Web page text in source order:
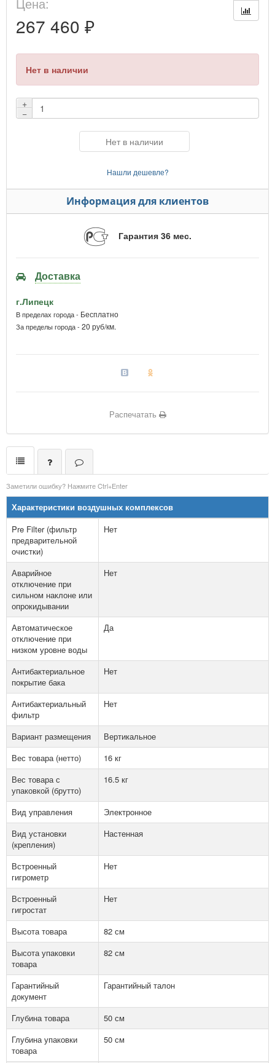
267 460 ₽
Нет в наличии
+
−
Нет в наличии
Нашли дешевле?
Информация для клиентов
Гарантия 36 мес.
Доставка
г.Липецк
В пределах города - Бесплатно
За пределы города - 20 руб/км.
Распечатать
Заметили ошибку? Нажмите Ctrl+Enter
Характеристики воздушных комплексов
Pre Filter (фильтр
предварительной
очистки)
Нет
Аварийное
отключение при
сильном наклоне или
опрокидывании
Нет
Автоматическое
отключение при
низком уровне воды
Да
Антибактериальное
покрытие бака
Нет
Антибактериальный
фильтр
Нет
Вариант размещения
Вертикальное
Вес товара (нетто)
16 кг
Вес товара с
упаковкой (брутто)
16.5 кг
Вид управления
Электронное
Вид установки
(крепления)
Настенная
Встроенный
гигрометр
Нет
Встроенный
гигростат
Нет
Высота товара
82 см
Высота упаковки
товара
82 см
Гарантийный
документ
Гарантийный талон
Глубина товара
50 см
Глубина упаковки
товара
50 см